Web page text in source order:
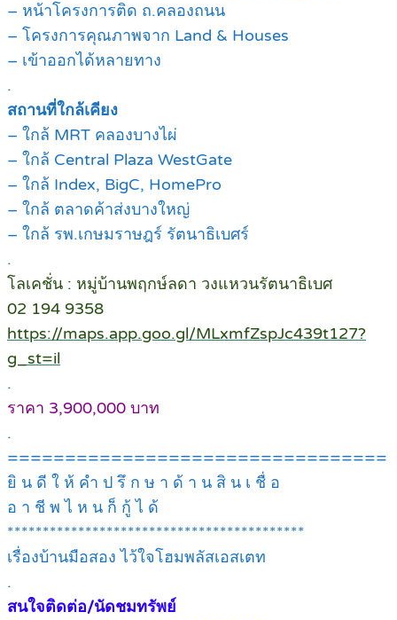
– หน้าโครงการติด ถ.คลองถนน
– โครงการคุณภาพจาก Land & Houses
– เข้าออกได้หลายทาง
.
สถานที่ใกล้เคียง
– ใกล้ MRT คลองบางไผ่
– ใกล้ Central Plaza WestGate
– ใกล้ Index, BigC, HomePro
– ใกล้ ตลาดค้าส่งบางใหญ่
– ใกล้ รพ.เกษมราษฎร์ รัตนาธิเบศร์
.
โลเคชั่น : หมู่บ้านพฤกษ์ลดา วงแหวนรัตนาธิเบศ
02 194 9358
https://maps.app.goo.gl/MLxmfZspJc439t127?
g_st=il
.
ราคา 3,900,000 บาท
.
=================================
ยิ น ดี ใ ห้ คำ ป รึ ก ษ า ด้ า น สิ น เ ชื่ อ
อ า ชี พ ไ ห น ก็ กู้ ไ ด้
******************************************
เรื่องบ้านมือสอง ไว้ใจโฮมพลัสเอสเตท
.
สนใจติดต่อ/นัดชมทรัพย์